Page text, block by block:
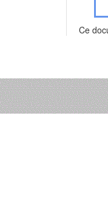
Ce